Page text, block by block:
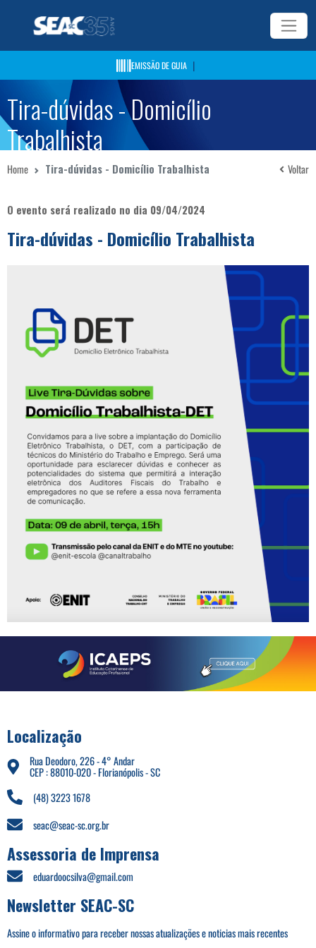
EMISSÃO DE GUIA |
Tira-dúvidas - Domicílio
Trabalhista
Home Tira-dúvidas - Domicílio Trabalhista Voltar
O evento será realizado no dia 09/04/2024
Tira-dúvidas - Domicílio Trabalhista
Localização
Rua Deodoro, 226 - 4° Andar
CEP : 88010-020 - Florianópolis - SC
(48) 3223 1678
seac@seac-sc.org.br
Assessoria de Imprensa
eduardoocsilva@gmail.com
Newsletter SEAC-SC
Assine o informativo para receber nossas atualizações e noticias mais recentes